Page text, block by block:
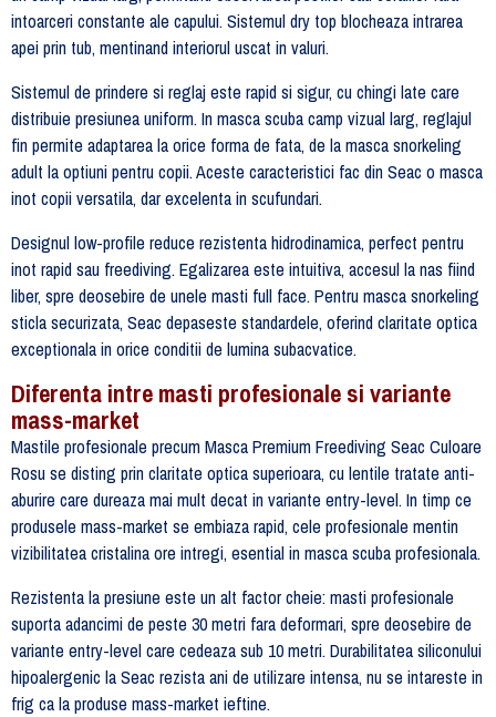
intoarceri constante ale capului. Sistemul dry top blocheaza intrarea
apei prin tub, mentinand interiorul uscat in valuri.
Sistemul de prindere si reglaj este rapid si sigur, cu chingi late care
distribuie presiunea uniform. In masca scuba camp vizual larg, reglajul
fin permite adaptarea la orice forma de fata, de la masca snorkeling
adult la optiuni pentru copii. Aceste caracteristici fac din Seac o masca
inot copii versatila, dar excelenta in scufundari.
Designul low-profile reduce rezistenta hidrodinamica, perfect pentru
inot rapid sau freediving. Egalizarea este intuitiva, accesul la nas fiind
liber, spre deosebire de unele masti full face. Pentru masca snorkeling
sticla securizata, Seac depaseste standardele, oferind claritate optica
exceptionala in orice conditii de lumina subacvatice.
Diferenta intre masti profesionale si variante
mass-market
Mastile profesionale precum Masca Premium Freediving Seac Culoare
Rosu se disting prin claritate optica superioara, cu lentile tratate anti-
aburire care dureaza mai mult decat in variante entry-level. In timp ce
produsele mass-market se embiaza rapid, cele profesionale mentin
vizibilitatea cristalina ore intregi, esential in masca scuba profesionala.
Rezistenta la presiune este un alt factor cheie: masti profesionale
suporta adancimi de peste 30 metri fara deformari, spre deosebire de
variante entry-level care cedeaza sub 10 metri. Durabilitatea siliconului
hipoalergenic la Seac rezista ani de utilizare intensa, nu se intareste in
frig ca la produse mass-market ieftine.